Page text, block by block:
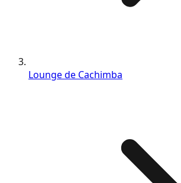
Lounge de Cachimba